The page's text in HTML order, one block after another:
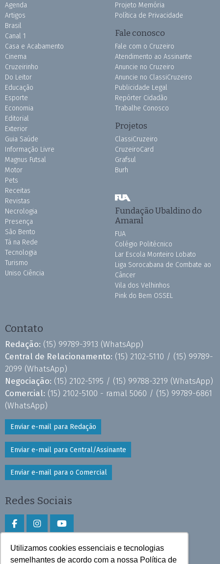
Utilizamos cookies essenciais e tecnologias
semelhantes de acordo com a nossa Política de
Agenda
Artigos
Brasil
Canal 1
Casa e Acabamento
Cinema
Cruzeirinho
Do Leitor
Educação
Esporte
Economia
Editorial
Exterior
Guia Saúde
Informação Livre
Magnus Futsal
Motor
Pets
Receitas
Revistas
Necrologia
Presença
São Bento
Tá na Rede
Tecnologia
Turismo
Uniso Ciência
Projeto Memória
Política de Privacidade
Fale conosco
Fale com o Cruzeiro
Atendimento ao Assinante
Anuncie no Cruzeiro
Anuncie no ClassiCruzeiro
Publicidade Legal
Repórter Cidadão
Trabalhe Conosco
Projetos
ClassiCruzeiro
CruzeiroCard
Grafsul
Burh
Fundação Ubaldino do
Amaral
FUA
Colégio Politécnico
Lar Escola Monteiro Lobato
Liga Sorocabana de Combate ao
Câncer
Vila dos Velhinhos
Pink do Bem OSSEL
Contato
Redação: (15) 99789-3913 (WhatsApp)
Central de Relacionamento: (15) 2102-5110 / (15) 99789-
2099 (WhatsApp)
Negociação: (15) 2102-5195 / (15) 99788-3219 (WhatsApp)
Comercial: (15) 2102-5100 - ramal 5060 / (15) 99789-6861
(WhatsApp)
Enviar e-mail para Redação
Enviar e-mail para Central/Assinante
Enviar e-mail para o Comercial
Redes Sociais
Faça download do aplicativo